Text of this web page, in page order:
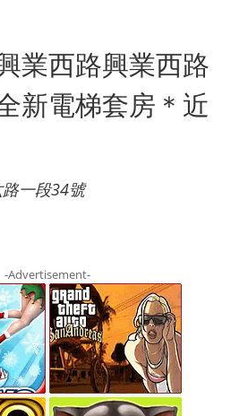
業西路興業西路
新電梯套房＊近
一段34號
-Advertisement-